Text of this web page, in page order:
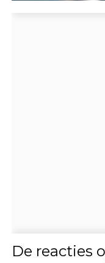
De reacties